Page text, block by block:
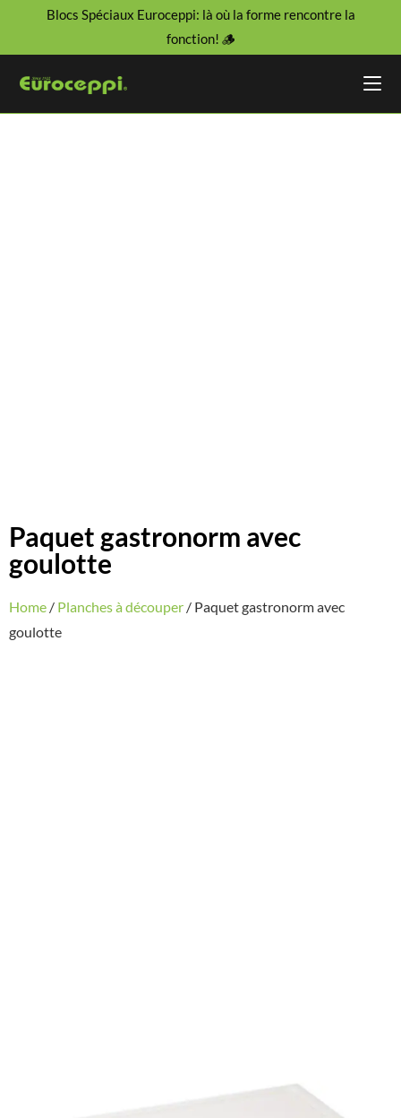
Blocs Spéciaux Euroceppi: là où la forme rencontre la
fonction! 🪵
Paquet gastronorm avec
goulotte
Home / Planches à découper / Paquet gastronorm avec
goulotte